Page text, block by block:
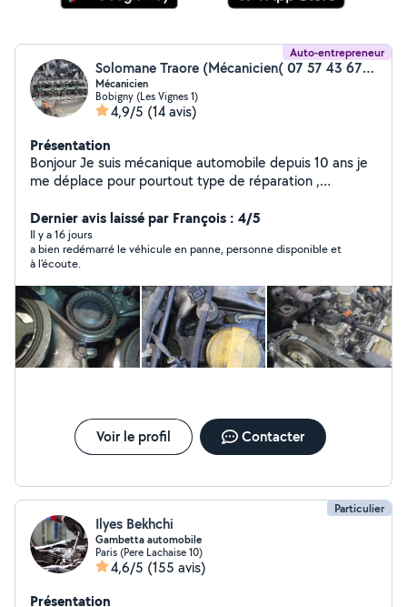
Auto-entrepreneur
Solomane Traore (Mécanicien( 07 57 43 67 08))
Mécanicien
Bobigny (Les Vignes 1)
4,9/5 (14 avis)
Présentation
Bonjour Je suis mécanique automobile depuis 10 ans je
me déplace pour pourtout type de réparation ,
Dernier avis laissé par François : 4/5
Il y a 16 jours
a bien redémarré le véhicule en panne, personne disponible et
à l'écoute.
Voir le profil Contacter
Particulier
Ilyes Bekhchi
Gambetta automobile
Paris (Pere Lachaise 10)
4,6/5 (155 avis)
Présentation